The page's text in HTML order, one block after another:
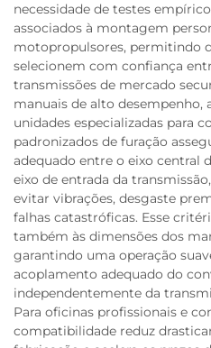
necessidade de testes
associados à montagem
motopropulsores, permitindo
selecionem com confiança
transmissões de mercado
manuais de alto desempenho,
unidades especializadas para
padronizados de furação
adequado entre o eixo central
eixo de entrada da
evitar vibrações, desgaste
falhas catastróficas. Esse
também às dimensões dos
garantindo uma operação
acoplamento adequado do
independentemente da
Para oficinas profissionais e
compatibilidade reduz